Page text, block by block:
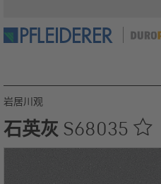
岩居川观
石英灰 S68035